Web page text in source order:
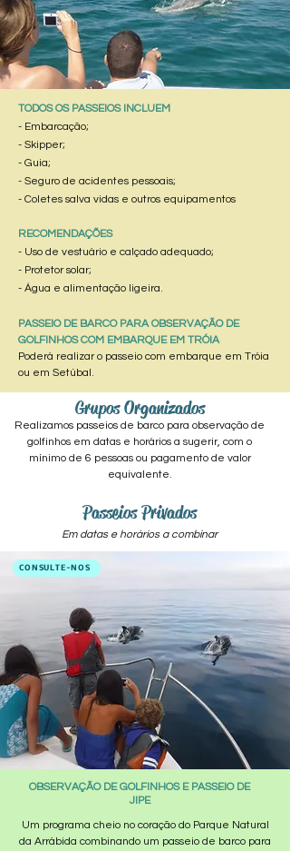
TODOS OS PASSEIOS INCLUEM
- Embarcação;
- Skipper;
- Guia;
- Seguro de acidentes pessoais;
- Coletes salva vidas e outros equipamentos
RECOMENDAÇÕES
- Uso de vestuário e calçado adequado;
- Protetor solar;
- Água e alimentação ligeira.​
PASSEIO DE BARCO PARA OBSERVAÇÃO DE
GOLFINHOS COM EMBARQUE EM TRÓIA
Poderá realizar o passeio com embarque em Tróia
ou em Setúbal.
Grupos Organizados
Realizamos passeios de barco para observação de
golfinhos em datas e horários a sugerir, com o
mínimo de 6 pessoas ou pagamento de valor
equivalente.
Passeios Privados
Em datas e horários a combinar
CONSULTE-NOS
OBSERVAÇÃO DE GOLFINHOS E PASSEIO DE
JIPE
Um programa cheio no coração do Parque Natural
da Arrábida combinando um passeio de barco para